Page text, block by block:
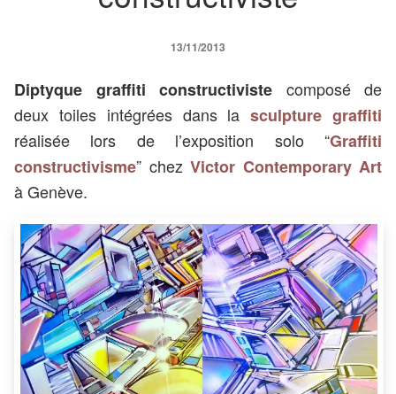
13/11/2013
Diptyque graffiti constructiviste composé de
deux toiles intégrées dans lasculpture graffiti
réalisée lors de l’exposition solo “Graffiti
constructivisme” chez Victor Contemporary Art
à Genève.